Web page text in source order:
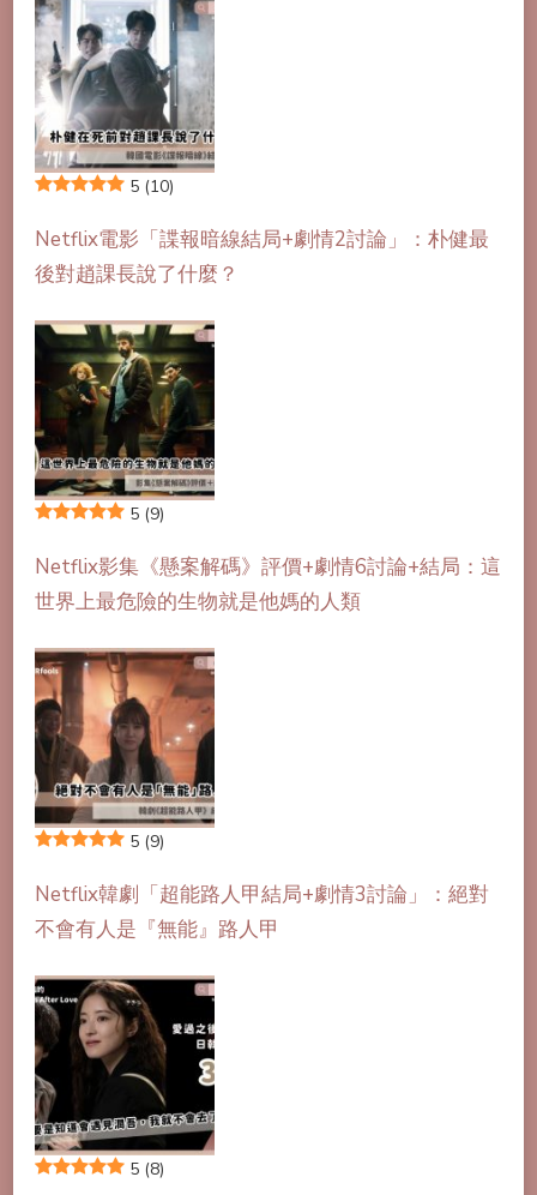
5 (10)
Netflix電影「諜報暗線結局+劇情2討論」：朴健最
後對趙課長說了什麼？
5 (9)
Netflix影集《懸案解碼》評價+劇情6討論+結局：這
世界上最危險的生物就是他媽的人類
5 (9)
Netflix韓劇「超能路人甲結局+劇情3討論」：絕對
不會有人是『無能』路人甲
5 (8)